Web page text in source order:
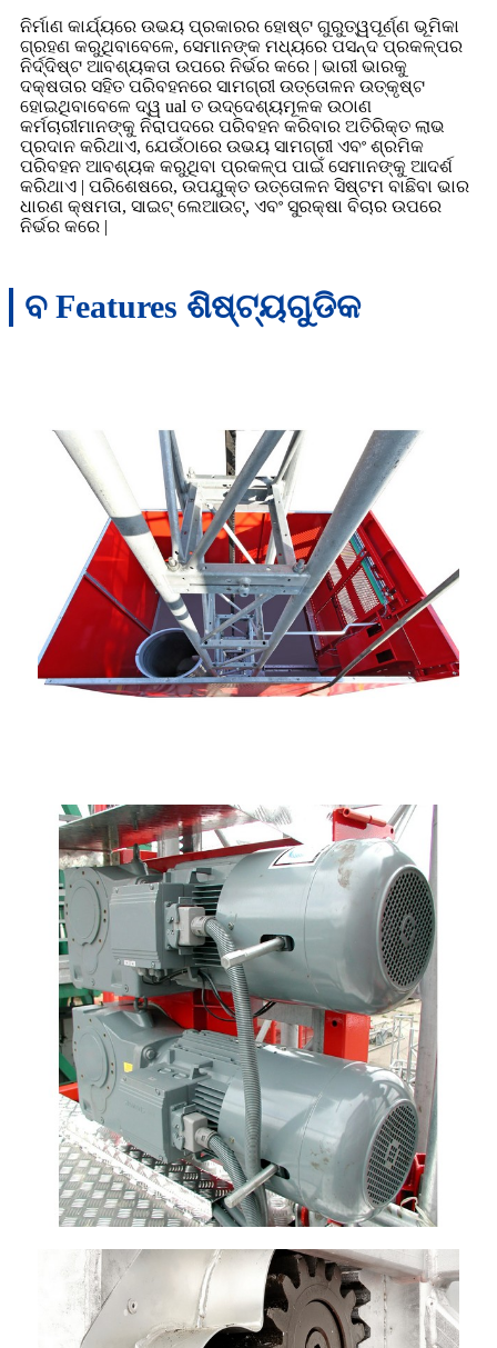
ନିର୍ମାଣ କାର୍ଯ୍ୟରେ ଉଭୟ ପ୍ରକାରର ହୋଷ୍ଟ ଗୁରୁତ୍ୱପୂର୍ଣ୍ଣ ଭୂମିକା
ଗ୍ରହଣ କରୁଥିବାବେଳେ, ସେମାନଙ୍କ ମଧ୍ୟରେ ପସନ୍ଦ ପ୍ରକଳ୍ପର
ନିର୍ଦ୍ଦିଷ୍ଟ ଆବଶ୍ୟକତା ଉପରେ ନିର୍ଭର କରେ | ଭାରୀ ଭାରକୁ
ଦକ୍ଷତାର ସହିତ ପରିବହନରେ ସାମଗ୍ରୀ ଉତ୍ତୋଳନ ଉତ୍କୃଷ୍ଟ
ହୋଇଥିବାବେଳେ ଦ୍ୱ ual ତ ଉଦ୍ଦେଶ୍ୟମୂଳକ ଉଠାଣ
କର୍ମଚାରୀମାନଙ୍କୁ ନିରାପଦରେ ପରିବହନ କରିବାର ଅତିରିକ୍ତ ଲାଭ
ପ୍ରଦାନ କରିଥାଏ, ଯେଉଁଠାରେ ଉଭୟ ସାମଗ୍ରୀ ଏବଂ ଶ୍ରମିକ
ପରିବହନ ଆବଶ୍ୟକ କରୁଥିବା ପ୍ରକଳ୍ପ ପାଇଁ ସେମାନଙ୍କୁ ଆଦର୍ଶ
କରିଥାଏ | ପରିଶେଷରେ, ଉପଯୁକ୍ତ ଉତ୍ତୋଳନ ସିଷ୍ଟମ ବାଛିବା ଭାର
ଧାରଣ କ୍ଷମତା, ସାଇଟ୍ ଲେଆଉଟ୍, ଏବଂ ସୁରକ୍ଷା ବିଚାର ଉପରେ
ନିର୍ଭର କରେ |
ବ Features ଶିଷ୍ଟ୍ୟଗୁଡିକ